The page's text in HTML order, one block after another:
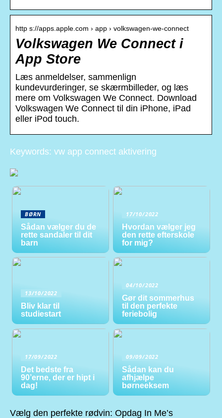
http s://apps.apple.com › app › volkswagen-we-connect
Volkswagen We Connect i
App Store
Læs anmeldelser, sammenlign
kundevurderinger, se skærmbilleder, og læs
mere om Volkswagen We Connect. Download
Volkswagen We Connect til din iPhone, iPad
eller iPod touch.
Keywords: vw app connect aktivering
BØRN
Sådan vælger du de
rette sandaler til dit
barn
17/10/2022
Hvordan vælger jeg
den rette efterskole
for mig?
13/10/2022
Bliv klar til
studiestart
04/10/2022
Gør dit sommerhus
til den perfekte
feriebolig
17/09/2022
Det bedste fra
90’erne, der er hipt i
dag!
09/09/2022
Sådan kan du
afhjælpe
børneeksem
Vælg den perfekte rødvin: Opdag In Me’s